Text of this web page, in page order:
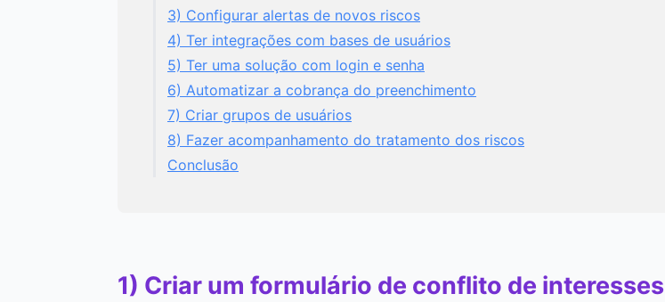
3) Configurar alertas de novos riscos
4) Ter integrações com bases de usuários
5) Ter uma solução com login e senha
6) Automatizar a cobrança do preenchimento
7) Criar grupos de usuários
8) Fazer acompanhamento do tratamento dos riscos
Conclusão
1) Criar um formulário de conflito de interesses